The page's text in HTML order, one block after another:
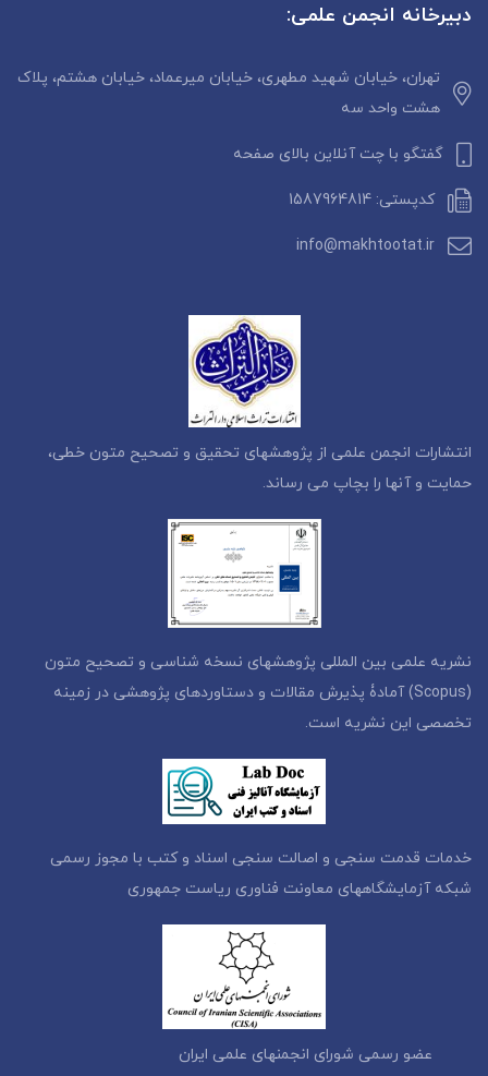
دبیرخانه انجمن علمی:
تهران، خیابان شهید مطهری، خیابان میرعماد، خیابان هشتم، پلاک
هشت واحد سه
گفتگو با چت آنلاین بالای صفحه
کدپستی: 1587964814
info@makhtootat.ir
انتشارات انجمن علمی از پژوهشهای تحقیق و تصحیح متون خطی،
حمایت و آنها را بچاپ می رساند.
نشریه علمی بین المللی پژوهشهای نسخه شناسی و تصحیح متون
(Scopus) آمادۀ پذیرش مقالات و دستاوردهای پژوهشی در زمینه
تخصصی این نشریه است.
خدمات قدمت سنجی و اصالت سنجی اسناد و کتب با مجوز رسمی
شبکه آزمایشگاههای معاونت فناوری ریاست جمهوری
عضو رسمی شورای انجمنهای علمی ایران